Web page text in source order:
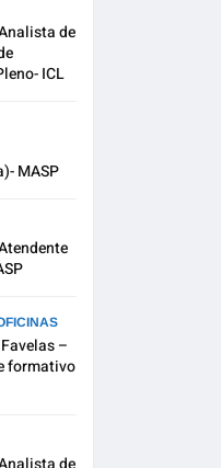
de
ICL
MASP
–
formativo